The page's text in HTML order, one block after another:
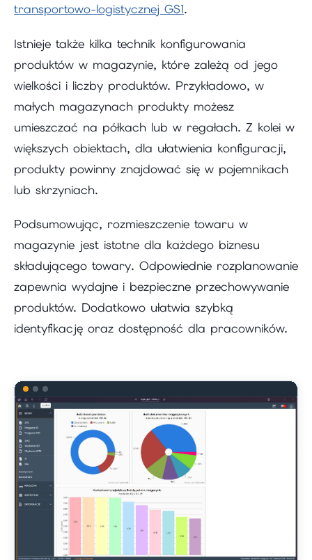
transportowo-logistycznej GS1.
Istnieje także kilka technik konfigurowania
produktów w magazynie, które zależą od jego
wielkości i liczby produktów. Przykładowo, w
małych magazynach produkty możesz
umieszczać na półkach lub w regałach. Z kolei w
większych obiektach, dla ułatwienia konfiguracji,
produkty powinny znajdować się w pojemnikach
lub skrzyniach.
Podsumowując, rozmieszczenie towaru w
magazynie jest istotne dla każdego biznesu
składującego towary. Odpowiednie rozplanowanie
zapewnia wydajne i bezpieczne przechowywanie
produktów. Dodatkowo ułatwia szybką
identyfikację oraz dostępność dla pracowników.